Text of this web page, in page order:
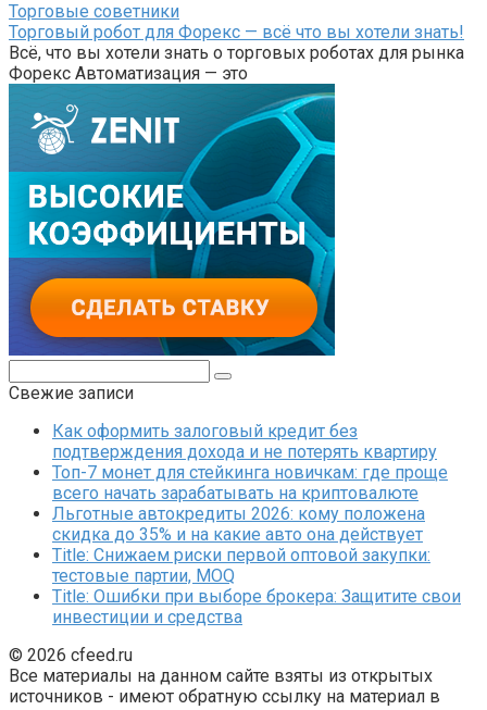
Торговые советники
Торговый робот для Форекс — всё что вы хотели знать!
Всё, что вы хотели знать о торговых роботах для рынка
Форекс Автоматизация — это
Свежие записи
Как оформить залоговый кредит без
подтверждения дохода и не потерять квартиру
Топ-7 монет для стейкинга новичкам: где проще
всего начать зарабатывать на криптовалюте
Льготные автокредиты 2026: кому положена
скидка до 35% и на какие авто она действует
Title: Снижаем риски первой оптовой закупки:
тестовые партии, MOQ
Title: Ошибки при выборе брокера: Защитите свои
инвестиции и средства
© 2026 cfeed.ru
Все материалы на данном сайте взяты из открытых
источников - имеют обратную ссылку на материал в